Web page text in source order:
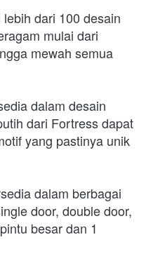
dari 100 desain
mulai dari
mewah semua
dalam desain
dari Fortress dapat
yang pastinya unik
dalam berbagai
door, double door,
besar dan 1